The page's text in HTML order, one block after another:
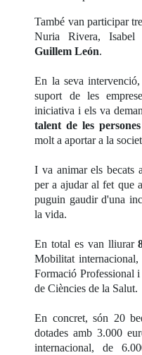
També van participar
Nuria Rivera, Isabel
Guillem León.
En la seva
suport de les
iniciativa i els va
talent de les
molt a aportar a la
I va animar els becats
per a ajudar al fet que
puguin gaudir d'una
la vida.
En total es van lliurar
Mobilitat internacional,
Formació Professional
de Ciències de la Salut.
En concret, són 20
dotades amb 3.000
internacional, de